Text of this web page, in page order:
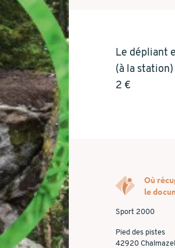
Le dépliant
(à la
2 €
Où
le
Sport 2000
Pied des pistes
42920 Chalmazel